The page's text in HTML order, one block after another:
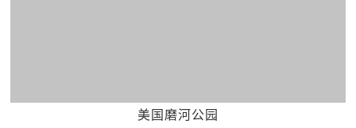
美国磨河公园